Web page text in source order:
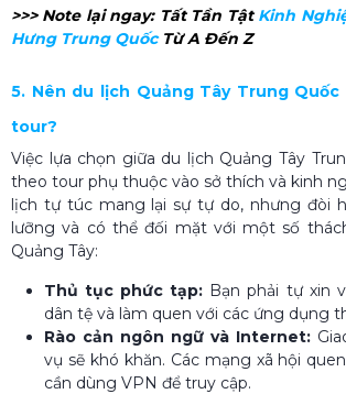
>>> Note lại ngay: Tất Tần Tật Kinh
Hưng Trung Quốc​Từ A Đến Z
5. Nên du lịch Quảng Tây Trung
tour?
Việc lựa chọn giữa du lịch Quảng Tây
theo tour phụ thuộc vào sở thích và kinh
lịch tự túc mang lại sự tự do, nhưng đòi
lưỡng và có thể đối mặt với một số
Quảng Tây:
Thủ tục phức tạp: Bạn phải tự xin
dân tệ và làm quen với các ứng dụng
Rào cản ngôn ngữ và Internet:
vụ sẽ khó khăn. Các mạng xã hội
cần dùng VPN để truy cập.